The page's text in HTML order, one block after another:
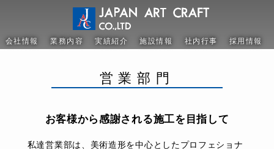
会社情報 業務内容 実績紹介 施設情報 社内行事 採用情報
営業部門
お客様から感謝される施工を目指して
私達営業部は、美術造形を中心としたプロフェショナ